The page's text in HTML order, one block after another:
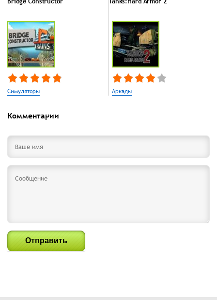
Симуляторы Аркады
Комментарии
Отправить